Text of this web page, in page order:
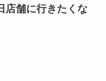
店舗に行きたくな